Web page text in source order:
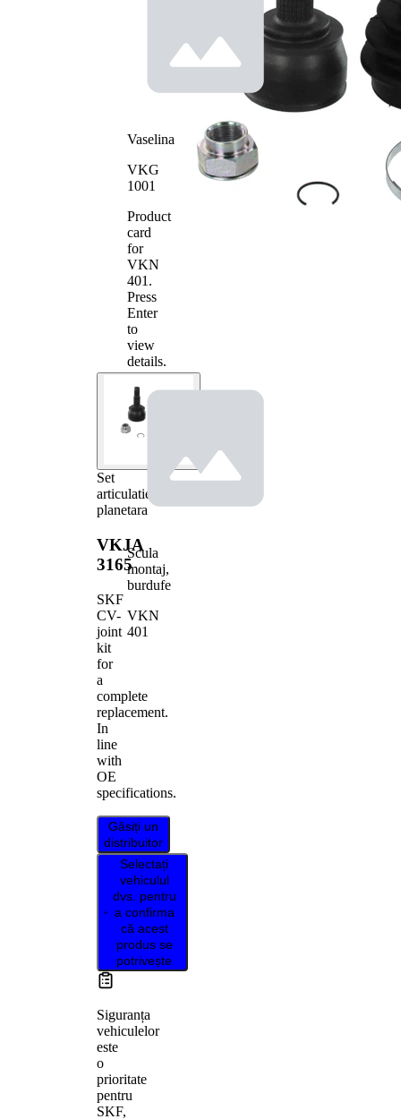
Set
articulatie,
planetara
VKJA
3165
SKF
CV-
joint
kit
for
a
complete
replacement.
In
line
with
OE
specifications.
Găsiți un
distribuitor
Selectați
vehiculul
dvs. pentru
a confirma
că acest
produs se
potrivește
Siguranța
vehiculelor
este
o
prioritate
pentru
SKF,
22
Diametru
51 mm
exterior
79,5 mm
Tip
articulatie
Articulatie
planetara
Prelucrat
mecanic
Vaselina
VKG
1001
Product
card
for
VKN
401 .
Press
Enter
to
view
details.
Scula
montaj,
burdufe
VKN
401